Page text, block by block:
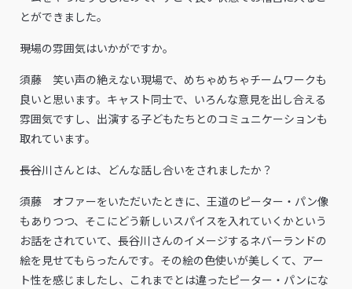
とができました。
――現場の雰囲気はいかがですか。
須藤 笑い声の絶えない現場で、めちゃめちゃチームワークも
良いと思います。キャスト同士で、いろんな意見を出し合える
雰囲気ですし、出演する子どもたちとのコミュニケーションも
取れています。
――長谷川さんとは、どんな話し合いをされましたか？
須藤 オファーをいただいたときに、王道のピーター・パン像
もありつつ、そこにどう新しいスパイスを入れていくかという
お話をされていて、長谷川さんのイメージするネバーランドの
絵を見せてもらったんです。その絵の色使いが美しくて、アー
ト性を感じましたし、これまでとは違ったピーター・パンにな